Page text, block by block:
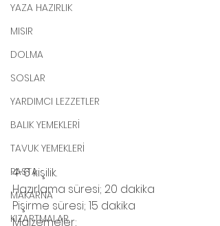
YAZA HAZIRLIK
MISIR
DOLMA
SOSLAR
YARDIMCI LEZZETLER
BALIK YEMEKLERİ
TAVUK YEMEKLERİ
PASTA
MAKARNA
KIZARTMALAR
4-6 kişilik.
Hazırlama süresi; 20 dakika
Pişirme süresi; 15 dakika
Malzemeler;